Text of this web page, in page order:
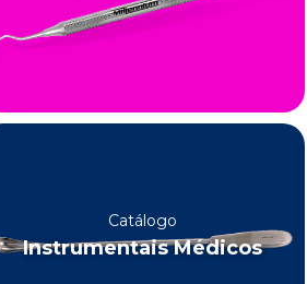
Catálogo
Instrumentais Médicos